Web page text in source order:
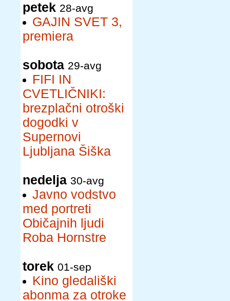
petek 28-avg
GAJIN SVET 3,
premiera
sobota 29-avg
FIFI IN
CVETLIČNIKI:
brezplačni otroški
dogodki v
Supernovi
Ljubljana Šiška
nedelja 30-avg
Javno vodstvo
med portreti
Običajnih ljudi
Roba Hornstre
torek 01-sep
Kino gledališki
abonma za otroke